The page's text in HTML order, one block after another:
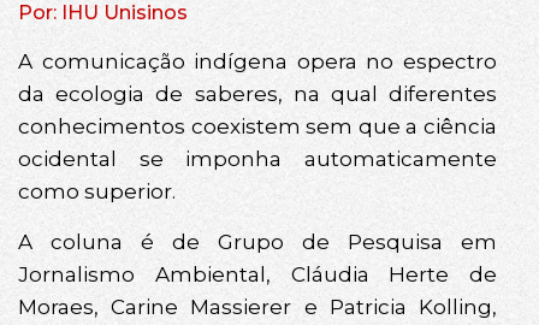
Por: IHU Unisinos
A comunicação indígena opera no espectro
da ecologia de saberes, na qual diferentes
conhecimentos coexistem sem que a ciência
ocidental se imponha automaticamente
como superior.
A coluna é de Grupo de Pesquisa em
Jornalismo Ambiental, Cláudia Herte de
Moraes, Carine Massierer e Patricia Kolling,